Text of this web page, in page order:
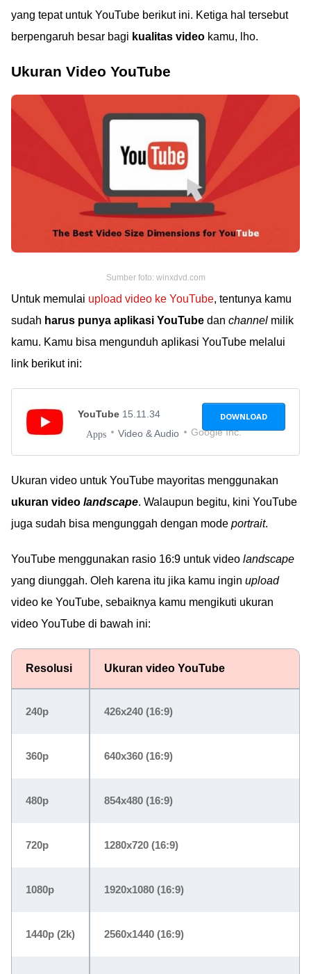
yang tepat untuk YouTube berikut ini. Ketiga hal tersebut
berpengaruh besar bagi kualitas video kamu, lho.
Ukuran Video YouTube
Sumber foto: winxdvd.com
Untuk memulai upload video ke YouTube, tentunya kamu
sudah harus punya aplikasi YouTube dan channel milik
kamu. Kamu bisa mengunduh aplikasi YouTube melalui
link berikut ini:
YouTube 15.11.34
Apps Video & Audio Google Inc.
DOWNLOAD
Ukuran video untuk YouTube mayoritas menggunakan
ukuran video landscape. Walaupun begitu, kini YouTube
juga sudah bisa mengunggah dengan mode portrait.
YouTube menggunakan rasio 16:9 untuk video landscape
yang diunggah. Oleh karena itu jika kamu ingin upload
video ke YouTube, sebaiknya kamu mengikuti ukuran
video YouTube di bawah ini:
Resolusi Ukuran video YouTube
240p 426x240 (16:9)
360p 640x360 (16:9)
480p 854x480 (16:9)
720p 1280x720 (16:9)
1080p 1920x1080 (16:9)
1440p (2k) 2560x1440 (16:9)